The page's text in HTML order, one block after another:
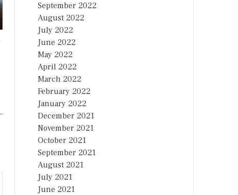
September 2022
August 2022
July 2022
June 2022
May 2022
April 2022
March 2022
February 2022
January 2022
December 2021
November 2021
October 2021
September 2021
August 2021
July 2021
June 2021